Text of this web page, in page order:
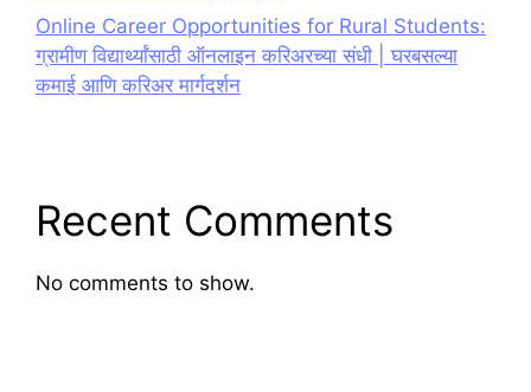
Online Career Opportunities for Rural Students:
ग्रामीण विद्यार्थ्यांसाठी ऑनलाइन करिअरच्या संधी | घरबसल्या
कमाई आणि करिअर मार्गदर्शन
Recent Comments
No comments to show.